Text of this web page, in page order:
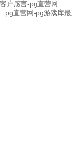
客户感言-pg直营网
pg直营网-pg游戏库